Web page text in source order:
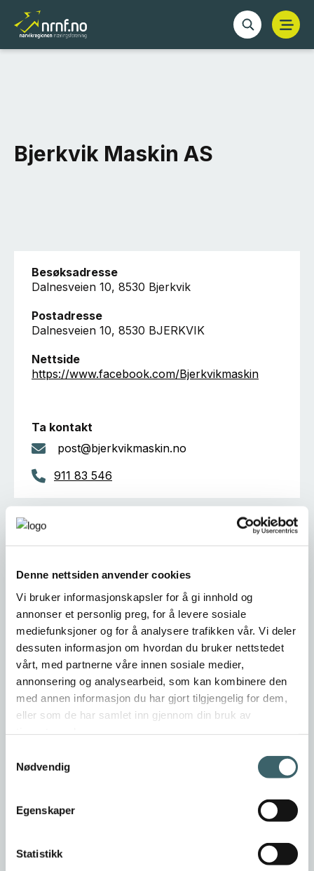
Denne nettsiden anvender cookies
Vi bruker informasjonskapsler for å gi innhold og
annonser et personlig preg, for å levere sosiale
mediefunksjoner og for å analysere trafikken vår. Vi deler
dessuten informasjon om hvordan du bruker nettstedet
vårt, med partnerne våre innen sosiale medier,
annonsering og analysearbeid, som kan kombinere den
med annen informasjon du har gjort tilgjengelig for dem,
eller som de har samlet inn gjennom din bruk av
Nødvendig
Egenskaper
Statistikk
Bjerkvik Maskin AS
Besøksadresse
Dalnesveien 10, 8530 Bjerkvik
Postadresse
Dalnesveien 10, 8530 BJERKVIK
Nettside
https://www.facebook.com/Bjerkvikmaskin
Ta kontakt
post@bjerkvikmaskin.no
911 83 546
Klikk her for å be om redigeringstilgang